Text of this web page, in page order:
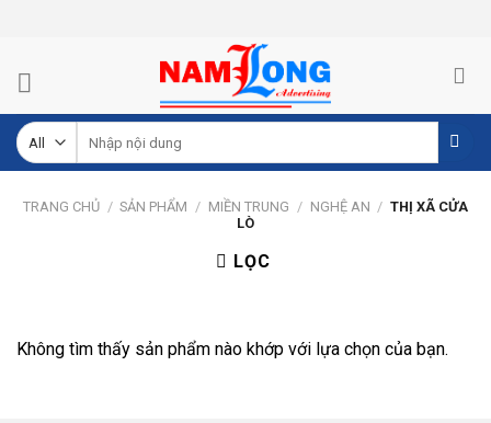
kiếm:
TRANG CHỦ / SẢN PHẨM / MIỀN TRUNG / NGHỆ AN / THỊ XÃ CỬA
LÒ
LỌC
Không tìm thấy sản phẩm nào khớp với lựa chọn của bạn.